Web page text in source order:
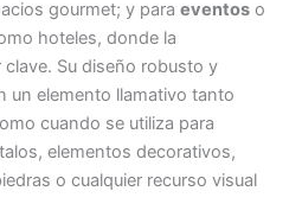
gourmet; y para eventos o
hoteles, donde la
Su diseño robusto y
un elemento llamativo tanto
cuando se utiliza para
elementos decorativos,
o cualquier recurso visual